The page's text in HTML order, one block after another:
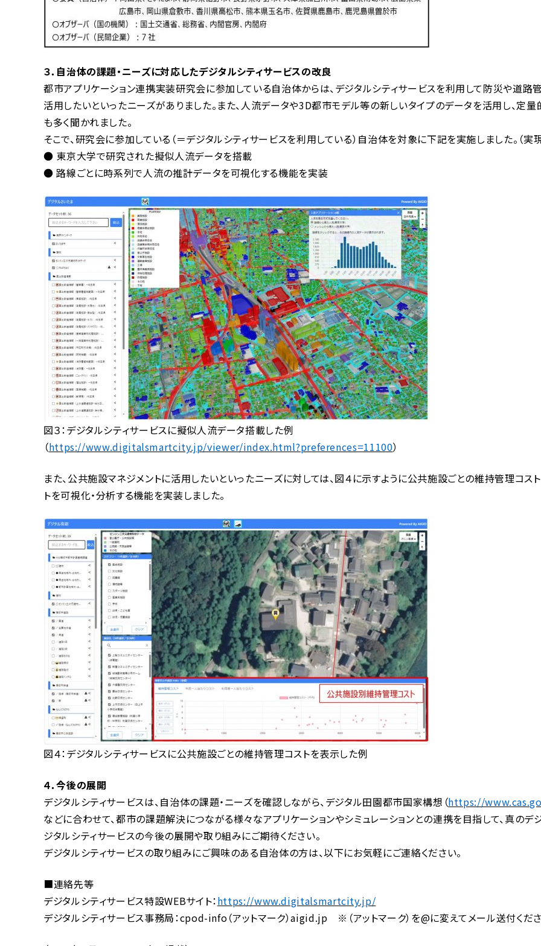
３．自治体の課題・ニーズに対応したデジタルシティサービスの改良
都市アプリケーション連携実装研究会に参加している自治体からは、デジタルシティサービスを利用して防災や道路
活用したいといったニーズがありました。また、人流データや3D都市モデル等の新しいタイプのデータを活用し、定
も多く聞かれました。
そこで、研究会に参加している（＝デジタルシティサービスを利用している）自治体を対象に下記を実施しました。（実
● 東京大学で研究された擬似人流データを搭載
● 路線ごとに時系列で人流の推計データを可視化する機能を実装
図３：デジタルシティサービスに擬似人流データ搭載した例
（https://www.digitalsmartcity.jp/viewer/index.html?preferences=11100）
また、公共施設マネジメントに活用したいといったニーズに対しては、図４に示すように公共施設ごとの維持管理コス
トを可視化・分析する機能を実装しました。
図４：デジタルシティサービスに公共施設ごとの維持管理コストを表示した例
４．今後の展開
デジタルシティサービスは、自治体の課題・ニーズを確認しながら、デジタル田園都市国家構想（https://
などに合わせて、都市の課題解決につながる様々なアプリケーションやシミュレーションとの連携を目指して、真のデ
ジタルシティサービスの今後の展開や取り組みにご期待ください。
デジタルシティサービスの取り組みにご興味のある自治体の方は、以下にお気軽にご連絡ください。
■連絡先等
デジタルシティサービス特設WEBサイト：https://www.digitalsmartcity.jp/
デジタルシティサービス事務局：cpod-info（アットマーク）aigid.jp ※（アットマーク）を@に変えてメール送付くださ